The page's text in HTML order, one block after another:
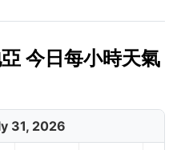
今日每小時天氣
31, 2026